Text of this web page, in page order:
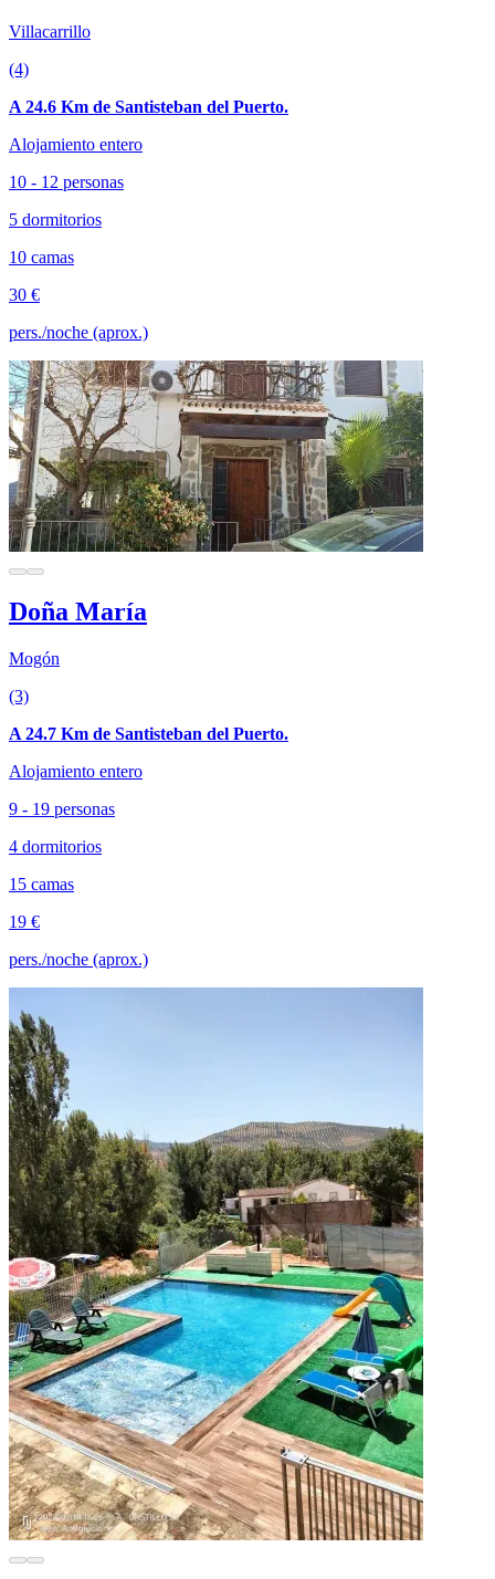
Villacarrillo
(4)
A 24.6 Km de Santisteban del Puerto.
Alojamiento entero
10 - 12 personas
5 dormitorios
10 camas
30 €
pers./noche (aprox.)
Doña María
Mogón
(3)
A 24.7 Km de Santisteban del Puerto.
Alojamiento entero
9 - 19 personas
4 dormitorios
15 camas
19 €
pers./noche (aprox.)